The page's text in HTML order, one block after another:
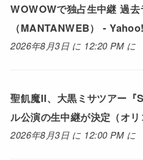
WOWOWで独占生中継 過
（MANTANWEB） -
2026年8月3日 に 12:20 PM に
聖飢魔II、大黒ミサツアー
ル公演の生中継が決定（オ
2026年8月3日 に 12:00 PM に